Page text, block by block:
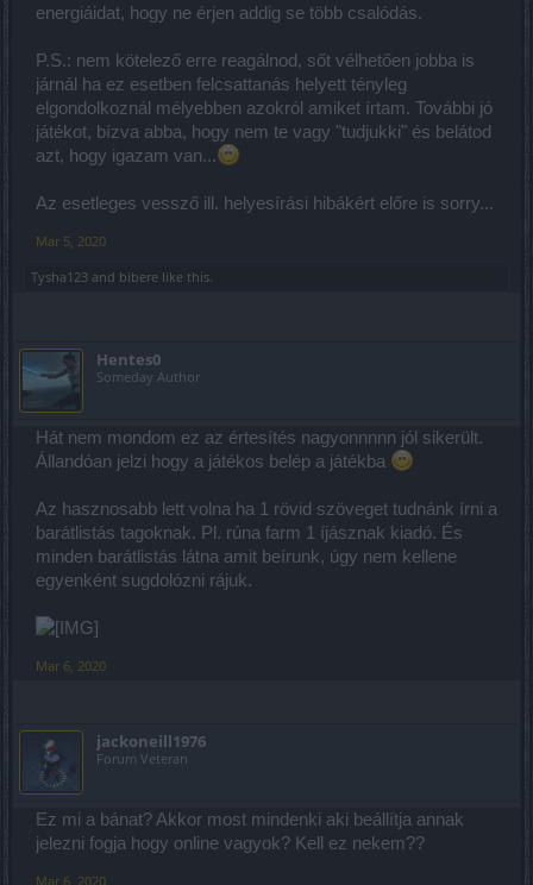
energiáidat, hogy ne érjen addig se több csalódás.
P.S.: nem kötelező erre reagálnod, sőt vélhetően jobba is
járnál ha ez esetben felcsattanás helyett tényleg
elgondolkoznál mélyebben azokról amiket írtam. További jó
játékot, bízva abba, hogy nem te vagy "tudjukki" és belátod
azt, hogy igazam van...
Az esetleges vessző ill. helyesírási hibákért előre is sorry...
Mar 5, 2020
Tysha123 and bibere like this.
Hentes0
Someday Author
Hát nem mondom ez az értesítés nagyonnnnn jól sikerült.
Állandóan jelzi hogy a játékos belép a játékba
Az hasznosabb lett volna ha 1 rövid szöveget tudnánk írni a
barátlistás tagoknak. Pl. rúna farm 1 íjásznak kiadó. És
minden barátlistás látna amit beírunk, úgy nem kellene
egyenként sugdolózni rájuk.
Mar 6, 2020
jackoneill1976
Forum Veteran
Ez mi a bánat? Akkor most mindenki aki beállítja annak
jelezni fogja hogy online vagyok? Kell ez nekem??
Mar 6, 2020